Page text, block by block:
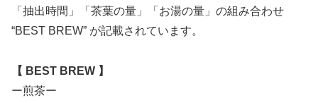
「抽出時間」「茶葉の量」「お湯の量」の組み合わせ
“BEST BREW” が記載されています。
【 BEST BREW 】
ー煎茶ー